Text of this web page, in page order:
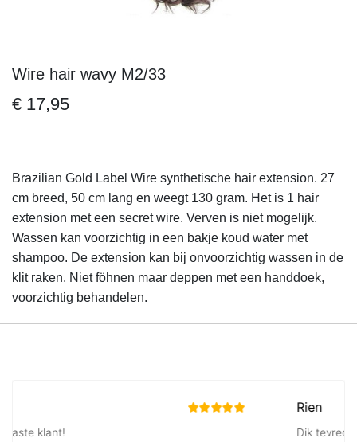
Ga
het
gallerij
Wire hair wavy M2/33
€ 17,95
Brazilian Gold Label Wire synthetische hair extension. 27
cm breed, 50 cm lang en weegt 130 gram. Het is 1 hair
extension met een secret wire. Verven is niet mogelijk.
Wassen kan voorzichtig in een bakje koud water met
shampoo. De extension kan bij onvoorzichtig wassen in de
klit raken. Niet föhnen maar deppen met een handdoek,
voorzichtig behandelen.